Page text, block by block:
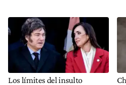
Los límites del insulto